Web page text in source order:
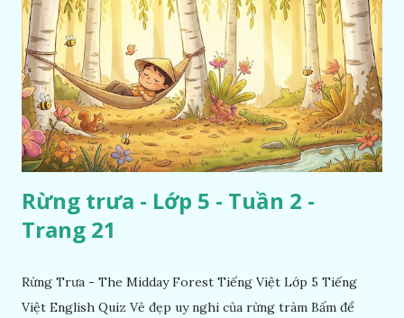
Rừng trưa - Lớp 5 - Tuần 2 -
Trang 21
Rừng Trưa - The Midday Forest Tiếng Việt Lớp 5 Tiếng
Việt English Quiz Vẻ đẹp uy nghi của rừng tràm Bấm để